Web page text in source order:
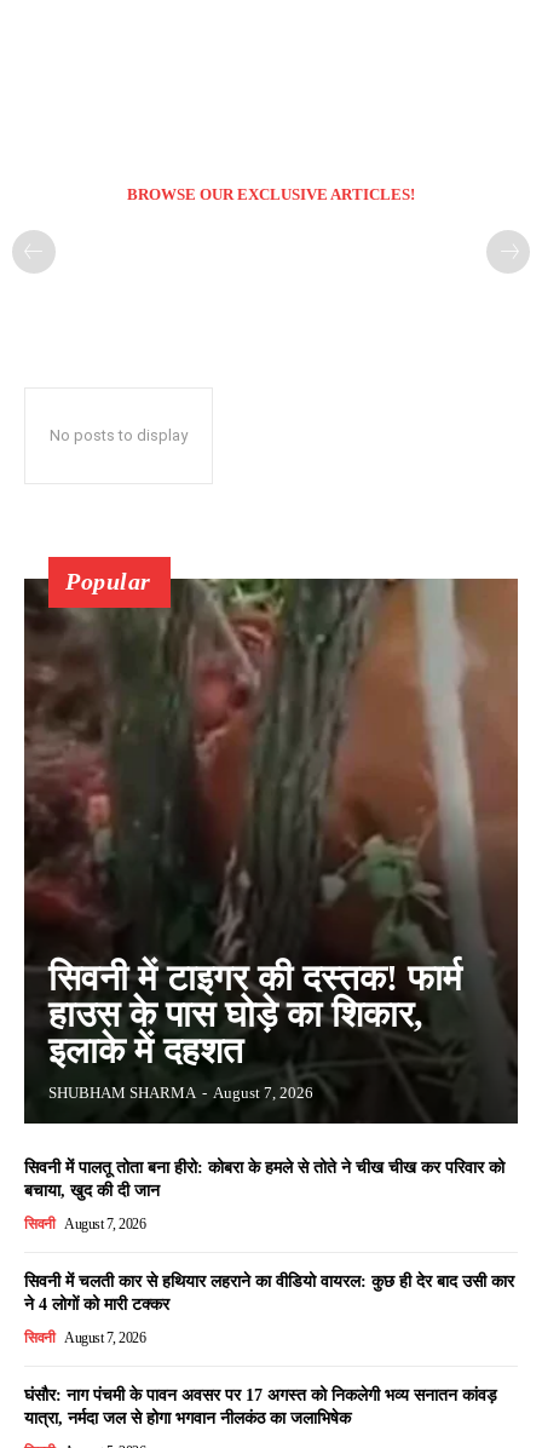
BROWSE OUR EXCLUSIVE ARTICLES!
No posts to display
Popular
सिवनी में टाइगर की दस्तक! फार्म
हाउस के पास घोड़े का शिकार,
इलाके में दहशत
SHUBHAM SHARMA - August 7, 2026
सिवनी में पालतू तोता बना हीरो: कोबरा के हमले से तोते ने चीख चीख कर परिवार को
बचाया, खुद की दी जान
सिवनी August 7, 2026
सिवनी में चलती कार से हथियार लहराने का वीडियो वायरल: कुछ ही देर बाद उसी कार
ने 4 लोगों को मारी टक्कर
सिवनी August 7, 2026
घंसौर: नाग पंचमी के पावन अवसर पर 17 अगस्त को निकलेगी भव्य सनातन कांवड़
यात्रा, नर्मदा जल से होगा भगवान नीलकंठ का जलाभिषेक